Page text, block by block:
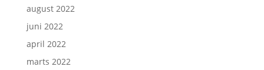
august 2022
juni 2022
april 2022
marts 2022